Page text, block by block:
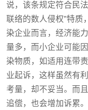
说，该条规定符合民
联络的数人侵权”特质
染企业而言，经济能
量多，而小企业可能
染物质，如适用连带
业起诉，这样虽然有
考量，却不妥当。而
追偿，也会增加诉累